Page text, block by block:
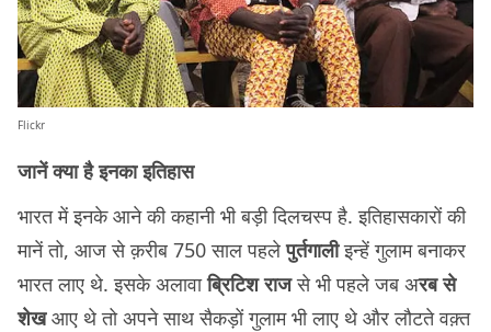
Flickr
जानें क्या है इनका इतिहास
भारत में इनके आने की कहानी भी बड़ी दिलचस्प है. इतिहासकारों की
मानें तो, आज से क़रीब 750 साल पहलेपुर्तगालीइन्हें गुलाम बनाकर
भारत लाए थे. इसके अलावाब्रिटिश राजसे भी पहले जब अरब से
शेखआए थे तो अपने साथ सैकड़ों गुलाम भी लाए थे और लौटते वक़्त